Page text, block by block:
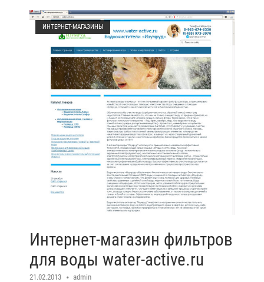
ИНТЕРНЕТ-МАГАЗИНЫ
Open post
Интернет-магазин фильтров
для воды water-active.ru
21.02.2013 admin